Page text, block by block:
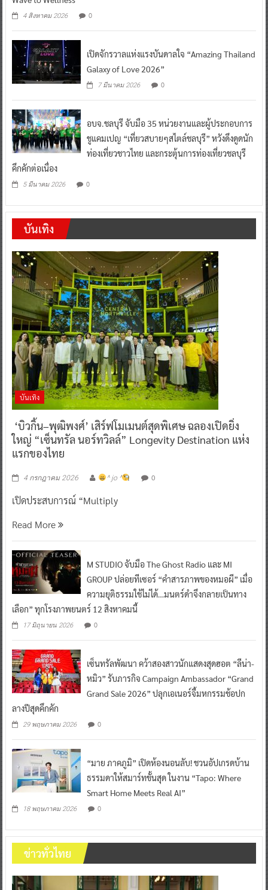
4 สิงหาคม 2026 0
เปิดจักรวาลแห่งแรงบันดาลใจ “Amazing Thailand
Galaxy of Love 2026”
7 มีนาคม 2026 0
อบจ.ชลบุรี จับมือ 35 หน่วยงานและผู้ประกอบการ
ชูแคมเปญ “เที่ยวสบายๆสไตล์ชลบุรี” หวังดึงดูดนัก
ท่องเที่ยวชาวไทย และกระตุ้นการท่องเที่ยวชลบุรี
คึกคักต่อเนื่อง
5 มีนาคม 2026 0
บันเทิง
บันเทิง
‘บิวกิ้น–พุฒิพงศ์’ เสิร์ฟโมเมนต์สุดพิเศษ ฉลองเปิดยิ่ง
ใหญ่ “เซ็นทรัล นอร์ทวิลล์” Longevity Destination แห่ง
แรกของไทย
4 กรกฎาคม 2026 ^ jo ^ 0
เปิดประสบการณ์ “Multiply
Read More
M STUDIO จับมือ The Ghost Radio และ MI
GROUP ปล่อยทีเซอร์ “คำสารภาพของหมอผี” เมื่อ
ความยุติธรรมใช้ไม่ได้…มนตร์ดำจึงกลายเป็นทาง
เลือก” ทุกโรงภาพยนตร์ 12 สิงหาคมนี้
17 มิถุนายน 2026 0
เซ็นทรัลพัฒนา คว้าสองสาวนักแสดงสุดฮอต “ลีน่า-
หมิว” รับภารกิจ Campaign Ambassador “Grand
Grand Sale 2026” ปลุกเอเนอร์จี้มหกรรมช้อปก
ลางปีสุดคึกคัก
29 พฤษภาคม 2026 0
“มาย ภาคภูมิ” เปิดห้องนอนลับ! ชวนอัปเกรดบ้าน
ธรรมดาให้สมาร์ทขั้นสุด ในงาน “Tapo: Where
Smart Home Meets Real AI”
18 พฤษภาคม 2026 0
ข่าวทั่วไทย